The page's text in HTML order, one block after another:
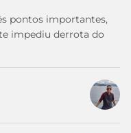
pontos importantes,
impediu derrota do